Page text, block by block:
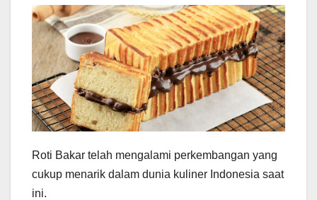
Roti Bakar telah mengalami perkembangan yang
cukup menarik dalam dunia kuliner Indonesia saat
ini.